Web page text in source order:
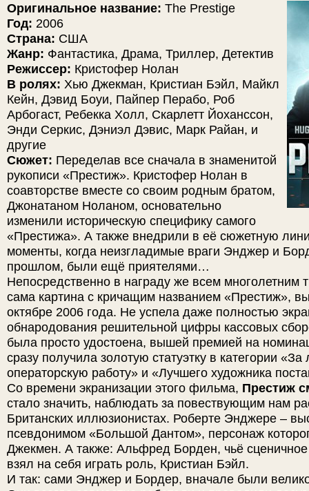
Оригинальное название: The Prestige
Год: 2006
Страна: США
Жанр: Фантастика, Драма, Триллер, Детектив
Режиссер: Кристофер Нолан
В ролях: Хью Джекман, Кристиан Бэйл, Майкл
Кейн, Дэвид Боуи, Пайпер Перабо, Роб
Арбогаст, Ребекка Холл, Скарлетт Йоханссон,
Энди Серкис, Дэниэл Дэвис, Марк Райан, и
другие
Сюжет: Переделав все сначала в знаменитой
рукописи «Престиж». Кристофер Нолан в
соавторстве вместе со своим родным братом,
Джонатаном Ноланом, основательно
изменили историческую специфику самого
«Престижа». А также внедрили в её сюжетную
моменты, когда неизгладимые враги Энджер и
прошлом, были ещё приятелями…
Непосредственно в награду же всем многолетним
сама картина с кричащим названием «Престиж»,
октябре 2006 года. Не успела даже полностью
обнародования решительной цифры кассовых
была просто удостоена, вышей премией на
сразу получила золотую статуэтку в категории
операторскую работу» и «Лучшего художника
Со времени экранизации этого фильма, Престиж
стало значить, наблюдать за повествующим нам
Британских иллюзионистах. Роберте Энджере –
псевдонимом «Большой Дантом», персонаж
Джекмен. А также: Альфред Борден, чьё
взял на себя играть роль, Кристиан Бэйл.
И так: сами Энджер и Бордер, вначале были